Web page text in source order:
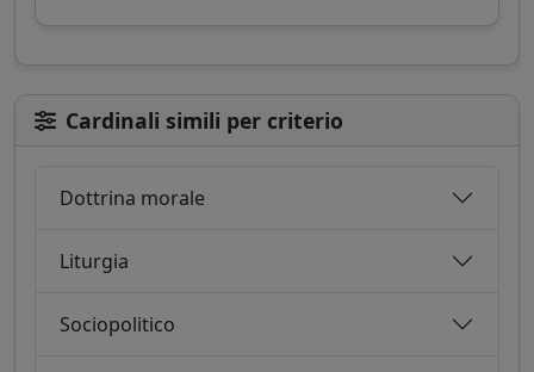
Cardinali simili per criterio
Dottrina morale
Liturgia
Sociopolitico